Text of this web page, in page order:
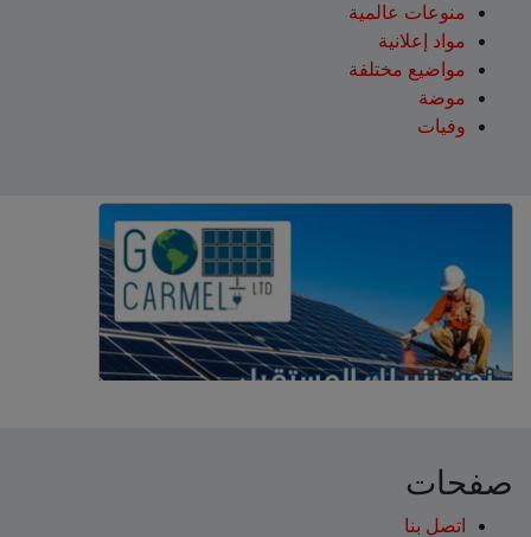
منوعات عالمية
مواد إعلانية
مواضيع مختلفة
موضة
وفيات
صفحات
اتصل بنا